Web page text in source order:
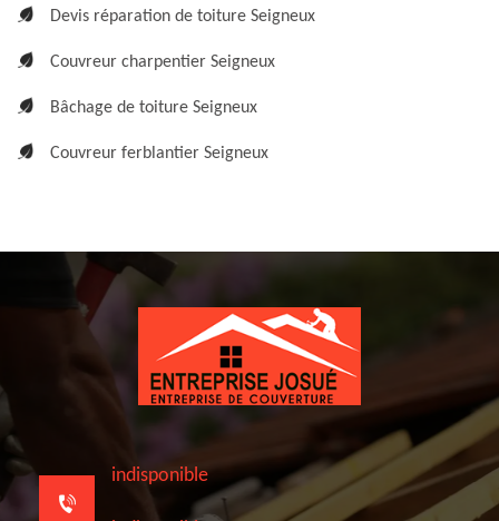
Devis réparation de toiture Seigneux
Couvreur charpentier Seigneux
Bâchage de toiture Seigneux
Couvreur ferblantier Seigneux
indisponible